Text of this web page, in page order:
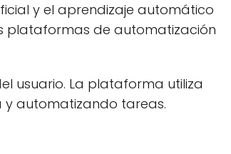
y el aprendizaje automático
plataformas de automatización
usuario. La plataforma utiliza
automatizando tareas.